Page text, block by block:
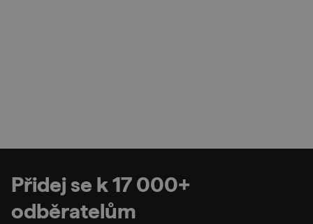
Přidej se k 17 000+
odběratelům